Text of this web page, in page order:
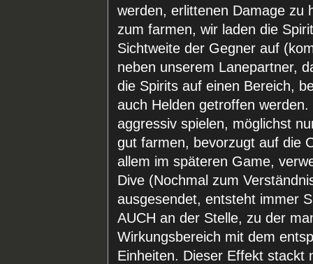
werden, erlittenen Damage zu
zum farmen, wir laden die
Sichtweite der Gegner auf
neben unserem Lanepartner,
die Spirits auf einen Bereich,
auch Helden getroffen
aggressiv spielen, möglichst
gut farmen, bevorzugt auf die
allem im späteren Game,
Dive (Nochmal zum
ausgesendet, entsteht immer
AUCH an der Stelle, zu der
Wirkungsbereich mit dem
Einheiten. Dieser Effekt stackt